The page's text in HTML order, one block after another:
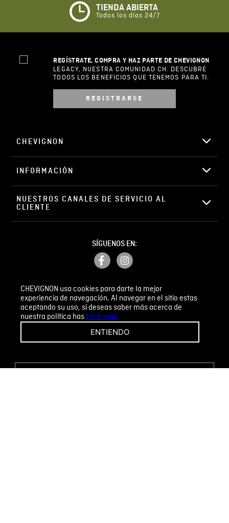
CHEVIGNON usa cookies para darte la mejor
experiencia de navegación. Al navegar en el sitio estas
aceptando su uso, si deseas saber más acerca de
nuestra política hasclick aquí.
ENTIENDO
★☆ ☆
Su nombre
Correo electrónico
ENVIAR COMENTARIO
TIENDA ABIERTA
Todos los días 24/7
REGÍSTRATE, COMPRA Y HAZ PARTE DE CHEVIGNON
LEGACY, NUESTRA COMUNIDAD CH. DESCUBRE
TODOS LOS BENEFICIOS QUE TENEMOS PARA TI.
REGISTRARSE
CHEVIGNON
INFORMACIÓN
NUESTROS CANALES DE SERVICIO AL
CLIENTE
SÍGUENOS EN:
PETICIONES, QUEJAS Y RECLAMOS
¡CAMBIOS Y DEVOLUCIONES FÁCILES!